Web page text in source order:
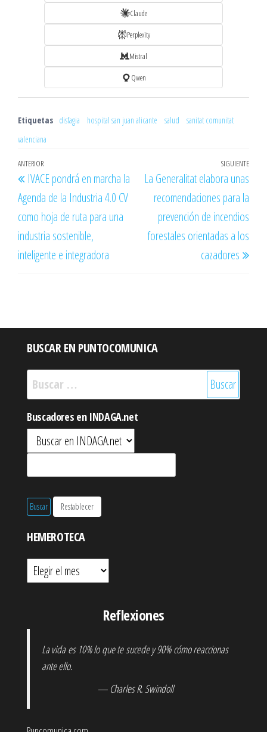
Claude
Perplexity
Mistral
Qwen
Etiquetas disfagia hospital san juan alicante salud
sanitat comunitat
valenciana
Navegación
de
entradas
Entrada
anterior
ANTERIOR
IVACE pondrá en marcha la
Agenda de la Industria 4.0 CV
como hoja de ruta para una
industria sostenible,
inteligente e integradora
SIGUIENTE
La Generalitat elabora unas
recomendaciones para la
prevención de incendios
forestales orientadas a los
cazadores
BUSCAR EN PUNTOCOMUNICA
Buscar:
Buscadores en INDAGA.net
HEMEROTECA
Hemeroteca
Reflexiones
La vida es 10% lo que te sucede y 90% cómo reaccionas
ante ello.
— Charles R. Swindoll